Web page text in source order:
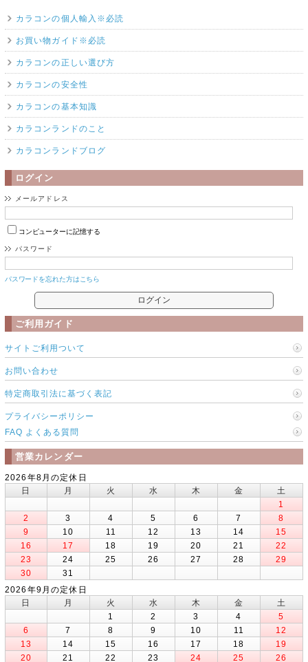
カラコンの個人輸入※必読
お買い物ガイド※必読
カラコンの正しい選び方
カラコンの安全性
カラコンの基本知識
カラコンランドのこと
カラコンランドブログ
ログイン
メールアドレス
コンピューターに記憶する
パスワード
パスワードを忘れた方はこちら
ご利用ガイド
サイトご利用ついて
お問い合わせ
特定商取引法に基づく表記
プライバシーポリシー
FAQ よくある質問
営業カレンダー
2026年8月の定休日
日
月 火 水 木 金
土
1
2
3 4 5 6 7
8
9
10 11 12 13 14
15
16
17 18 19 20 21
22
23
24 25 26 27 28
29
30
31
2026年9月の定休日
日
月 火 水 木 金
土
1
2 3 4
5
6
7 8 9 10 11
12
13
14 15 16 17 18
19
20
21 22 23 24 25 26